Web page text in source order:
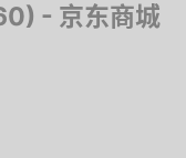
- 京东商城